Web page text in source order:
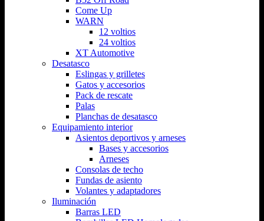
Come Up
WARN
12 voltios
24 voltios
XT Automotive
Desatasco
Eslingas y grilletes
Gatos y accesorios
Pack de rescate
Palas
Planchas de desatasco
Equipamiento interior
Asientos deportivos y arneses
Bases y accesorios
Arneses
Consolas de techo
Fundas de asiento
Volantes y adaptadores
Iluminación
Barras LED